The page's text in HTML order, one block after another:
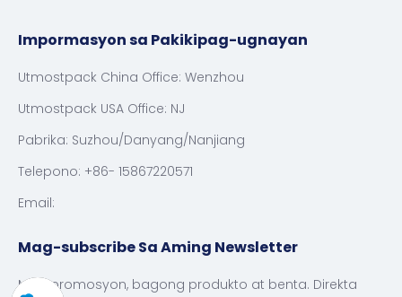
Impormasyon sa Pakikipag-ugnayan
Utmostpack China Office: Wenzhou
Utmostpack USA Office: NJ
Pabrika: Suzhou/Danyang/Nanjiang
Telepono: +86- 15867220571
Email:
Mag-subscribe Sa Aming Newsletter
Mga promosyon, bagong produkto at benta. Direkta